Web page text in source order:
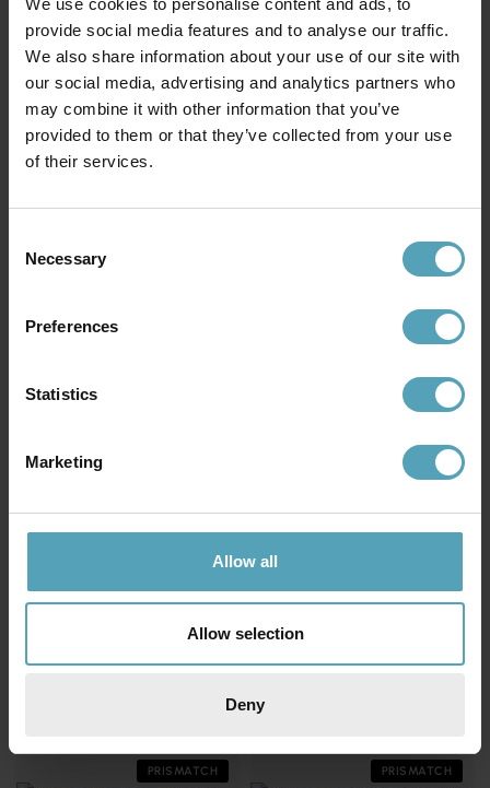
We use cookies to personalise content and ads, to
provide social media features and to analyse our traffic.
We also share information about your use of our site with
our social media, advertising and analytics partners who
may combine it with other information that you’ve
provided to them or that they’ve collected from your use
of their services.
Selection
Necessary
Preferences
Statistics
Marketing
Allow all
Allow selection
Deny
1 707 kr
Aton Cairo Ø20
PRISMATCH
Aton Cairo Ø20
Rek. 1 479 kr
PRISMATCH PRISMATCH